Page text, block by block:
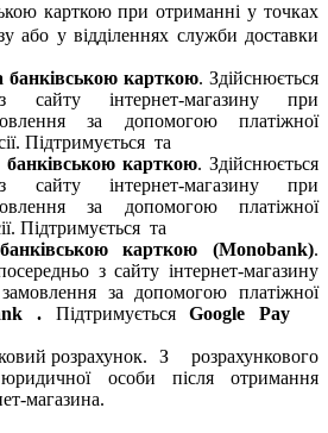
карткою при отриманні у точках
або у відділеннях служби доставки
банківською карткою. Здійснюється
з сайту інтернет-магазину при
за допомогою платіжної
Підтримується та
карткою. Здійснюється
з сайту інтернет-магазину при
за допомогою платіжної
Підтримується та
карткою (Monobank).
з сайту інтернет-магазину
за допомогою платіжної
. ПідтримуєтьсяGoogle Pay
розрахунок. З розрахункового
особи після отримання
магазина.